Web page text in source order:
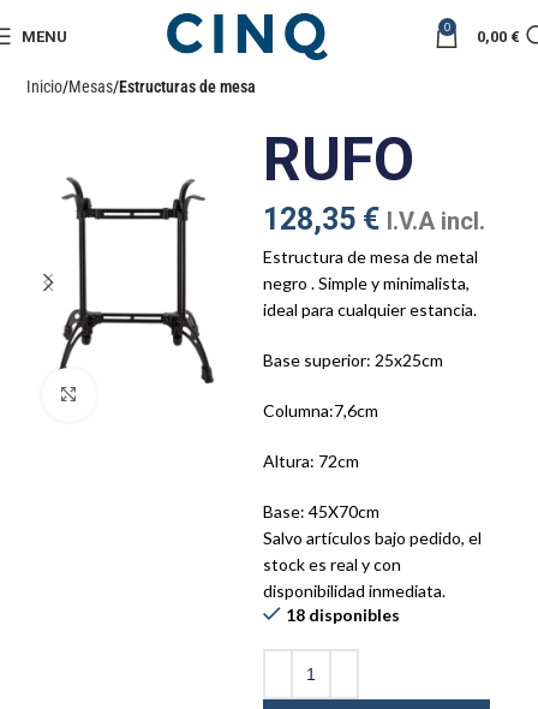
MENU 0 0,00 €
Inicio Mesas Estructuras de mesa
RUFO
128,35 € I.V.A incl.
Estructura de mesa de metal
negro . Simple y minimalista,
ideal para cualquier estancia.
Base superior: 25x25cm
Columna:7,6cm
Altura: 72cm
Base: 45X70cm
Salvo artículos bajo pedido, el
stock es real y con
disponibilidad inmediata.
18 disponibles